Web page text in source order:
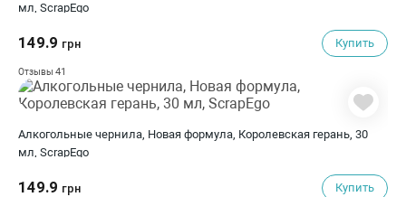
мл, ScrapEgo
149.9 грн Купить
Отзывы 41
Алкогольные чернила, Новая формула, Королевская герань, 30
мл, ScrapEgo
149.9 грн Купить